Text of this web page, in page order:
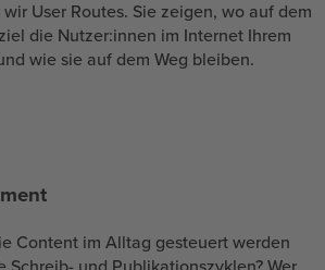
User Routes. Sie zeigen, wo auf dem
die Nutzer:innen im Internet Ihrem
wie sie auf dem Weg bleiben.
Content im Alltag gesteuert werden